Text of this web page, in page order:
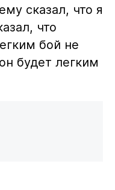
сказал, что я
что
бой не
будет легким